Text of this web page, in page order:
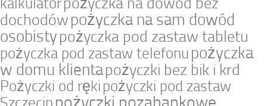
dochodówpożyczka na sam dowód
osobistypożyczka pod zastaw tabletu
pożyczka pod zastaw telefonu pożyczka
w domu klientapożyczki bez bik i krd
Pożyczki od ręki pożyczki pod zastaw
Szczecin pożyczki pozabankowe